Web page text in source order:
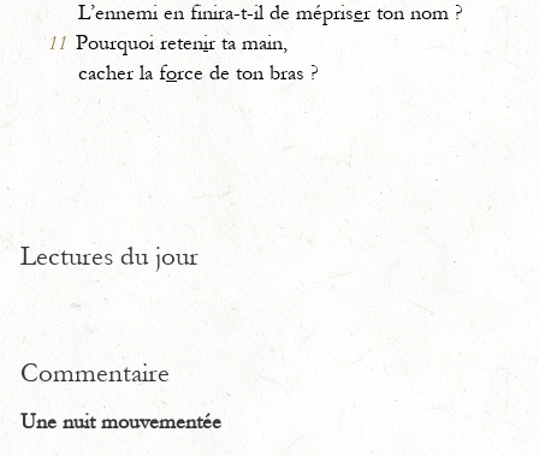
L’ennemi en finira-t-il de mépriser ton nom ?
11 Pourquoi retenir ta main,
cacher la force de ton bras ?
Lectures du jour
Commentaire
Une nuit mouvementée